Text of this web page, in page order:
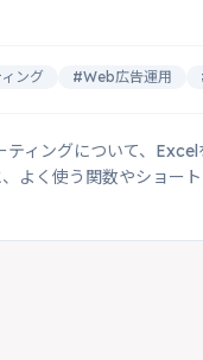
ング #Web広告運用
ィングについて、
よく使う関数やショー